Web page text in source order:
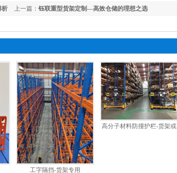
上一篇： 钰联重型货架定制---高效仓储的理想之选
析
工字隔挡-货架专用
高分子材料防撞护栏-货架或